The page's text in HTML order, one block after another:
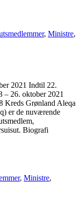
, Ministre,
2021 Indtil 22.
– 26. oktober 2021
Kreds Grønland Aleqa
er de nuværende
Biografi
, Ministre,